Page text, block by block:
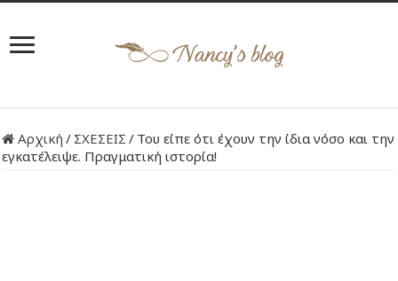
Αρχική / ΣΧΕΣΕΙΣ / Του είπε ότι έχουν την ίδια νόσο και την
εγκατέλειψε. Πραγματική ιστορία!